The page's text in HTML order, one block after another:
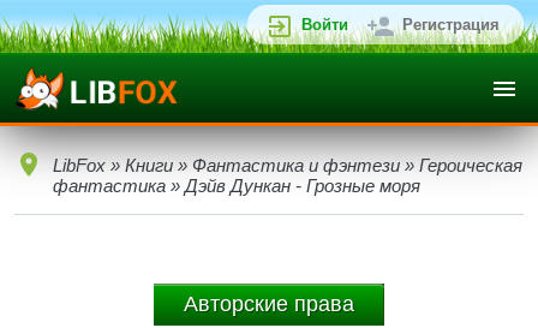
Войти Регистрация
LibFox » Книги » Фантастика и фэнтези » Героическая
фантастика » Дэйв Дункан - Грозные моря
Авторские права